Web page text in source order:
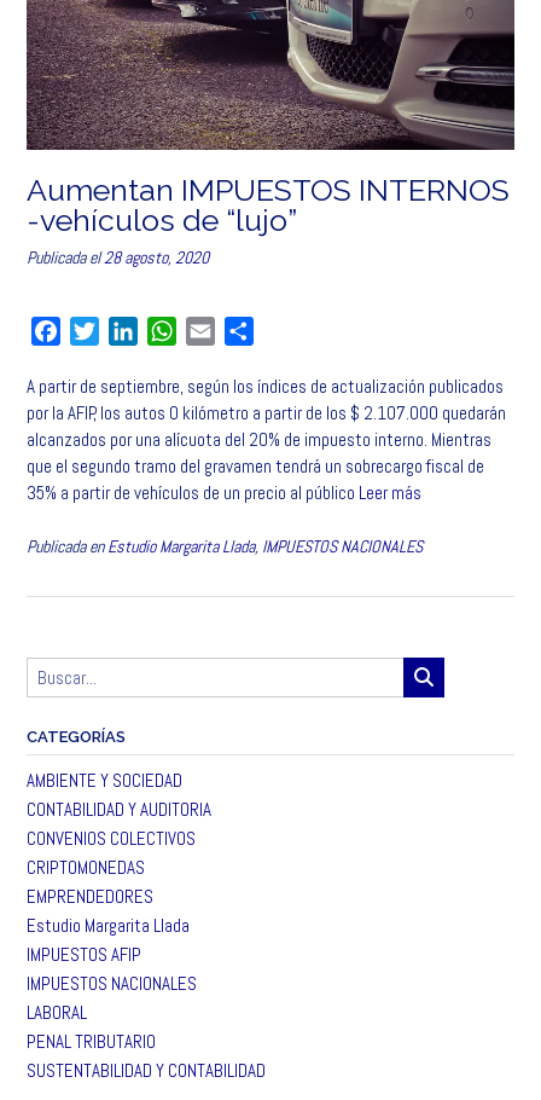
Aumentan IMPUESTOS INTERNOS
-vehículos de “lujo”
Publicada el28 agosto, 2020
c
e
b
o
o
i
t
t
e
r
n
k
e
d
I
W
a
t
s
A
p
a
i
l
m
p
a
r
t
r
A partir de septiembre, según los índices de actualización publicados
por la AFIP, los autos 0 kilómetro a partir de los $ 2.107.000 quedarán
alcanzados por una alícuota del 20% de impuesto interno. Mientras
que el segundo tramo del gravamen tendrá un sobrecargo fiscal de
35% a partir de vehículos de un precio al público Leer más
Publicada enEstudio Margarita Llada, IMPUESTOS NACIONALES
CATEGORÍAS
AMBIENTE Y SOCIEDAD
CONTABILIDAD Y AUDITORIA
CONVENIOS COLECTIVOS
CRIPTOMONEDAS
EMPRENDEDORES
Estudio Margarita Llada
IMPUESTOS AFIP
IMPUESTOS NACIONALES
LABORAL
PENAL TRIBUTARIO
SUSTENTABILIDAD Y CONTABILIDAD